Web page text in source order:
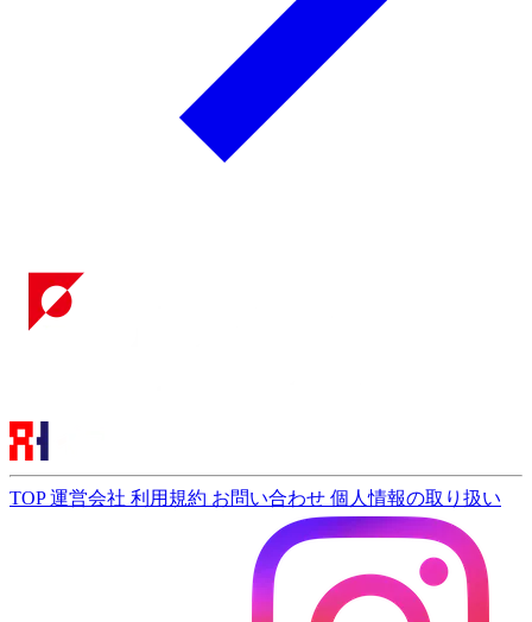
TOP運営会社 利用規約 お問い合わせ 個人情報の取り扱い